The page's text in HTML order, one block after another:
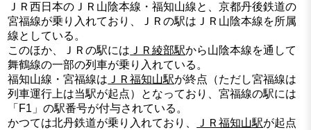
ＪＲ西日本のＪＲ山陰本線・福知山線と、京都丹後鉄道の
宮福線が乗り入れており、ＪＲの駅はＪＲ山陰本線を所属
線としている。
このほか、ＪＲの駅には ＪＲ綾部駅から山陰本線を通して
舞鶴線の一部の列車が乗り入れている。
福知山線・宮福線は ＪＲ福知山駅が終点（ただし宮福線は
列車運行上は当駅が起点）となっており、宮福線の駅には
「F1」の駅番号が付与されている。
かつては北丹鉄道が乗り入れており、
ＪＲ福知山駅が起点